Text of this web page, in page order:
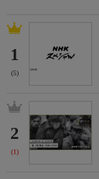
1
(5)
2
(1)